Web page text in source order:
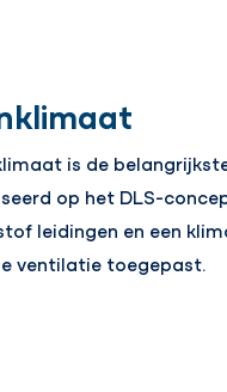
is de
op het DLS-
leidingen en een
ventilatie toegepast.